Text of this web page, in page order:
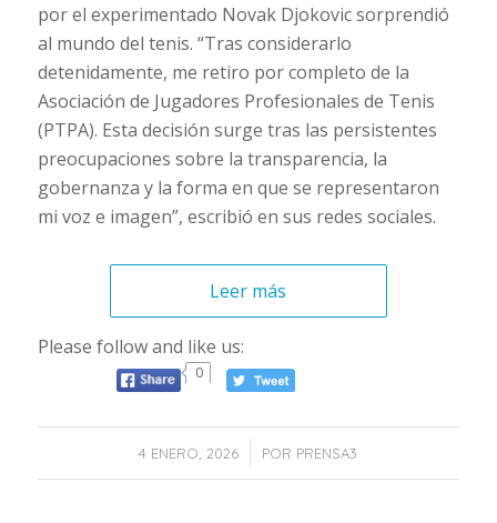
por el experimentado Novak Djokovic sorprendió
al mundo del tenis. “Tras considerarlo
detenidamente, me retiro por completo de la
Asociación de Jugadores Profesionales de Tenis
(PTPA). Esta decisión surge tras las persistentes
preocupaciones sobre la transparencia, la
gobernanza y la forma en que se representaron
mi voz e imagen”, escribió en sus redes sociales.
Leer más
Please follow and like us:
0
4 ENERO, 2026
/ POR PRENSA3